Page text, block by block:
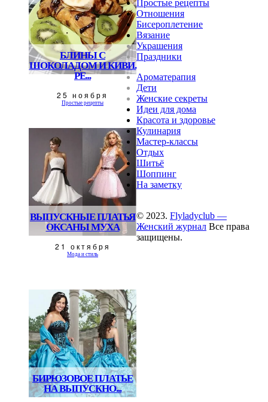
БЛИНЫ С
ШОКОЛАДОМ И КИВИ.
РЕ...
25 ноября
Простые рецепты
ВЫПУСКНЫЕ ПЛАТЬЯ
ОКСАНЫ МУХА
21 октября
Мода и стиль
БИРЮЗОВОЕ ПЛАТЬЕ
НА ВЫПУСКНО...
Простые рецепты
Отношения
Бисероплетение
Вязание
Украшения
Праздники
Ароматерапия
Дети
Женские секреты
Идеи для дома
Красота и здоровье
Кулинария
Мастер-классы
Отдых
Шитьё
Шоппинг
На заметку
© 2023. Flyladyclub —
Женский журнал Все права
защищены.